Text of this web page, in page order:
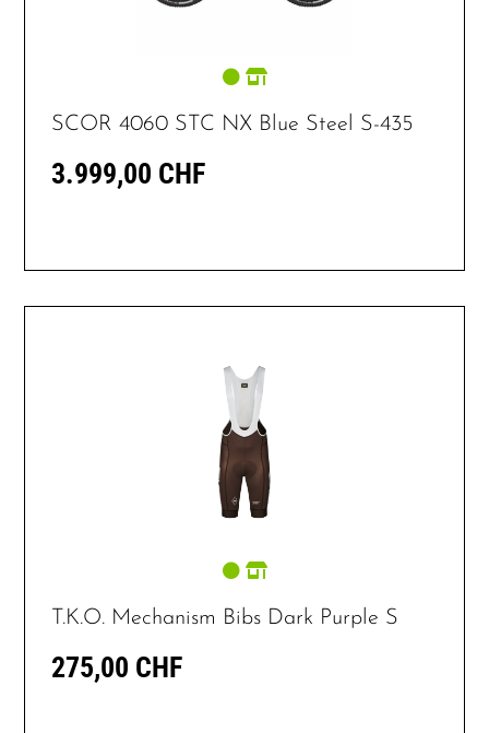
SCOR 4060 STC NX Blue Steel S-435
3.999,00 CHF
T.K.O. Mechanism Bibs Dark Purple S
275,00 CHF